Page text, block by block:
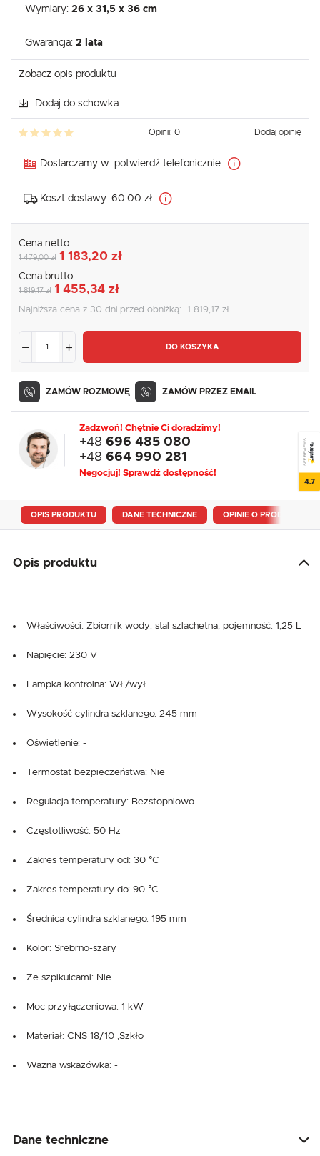
Wymiary: 26 x 31,5 x 36 cm
Gwarancja: 2 lata
Zobacz opis produktu
Dodaj do schowka
Opinii: 0 Dodaj opinię
Dostarczamy w: potwierdź telefonicznie
Koszt dostawy: 60.00 zł
Cena netto:
1 479,00 zł 1 183,20 zł
Cena brutto:
1 819,17 zł 1 455,34 zł
Najniższa cena z 30 dni przed obniżką: 1 819,17 zł
DO KOSZYKA
ZAMÓW ROZMOWĘ ZAMÓW PRZEZ EMAIL
Zadzwoń! Chętnie Ci doradzimy!
+48 696 485 080
+48 664 990 281
Negocjuj! Sprawdź dostępność!
OPIS PRODUKTU DANE TECHNICZNE OPINIE O PRODUKCIE
Opis produktu
Właściwości: Zbiornik wody: stal szlachetna, pojemność: 1,25 L
Napięcie: 230 V
Lampka kontrolna: Wł./wył.
Wysokość cylindra szklanego: 245 mm
Oświetlenie: -
Termostat bezpieczeństwa: Nie
Regulacja temperatury: Bezstopniowo
Częstotliwość: 50 Hz
Zakres temperatury od: 30 °C
Zakres temperatury do: 90 °C
Średnica cylindra szklanego: 195 mm
Kolor: Srebrno-szary
Ze szpikulcami: Nie
Moc przyłączeniowa: 1 kW
Materiał: CNS 18/10 ,Szkło
Ważna wskazówka: -
Dane techniczne
SEE REVIEWS
4.7